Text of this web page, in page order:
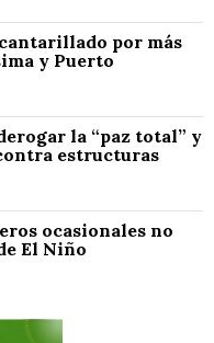
por más
y Puerto
la “paz total” y
estructuras
ocasionales no
El Niño